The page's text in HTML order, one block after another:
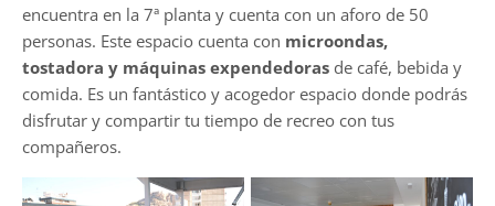
encuentra en la 7ª planta y cuenta con un aforo de 50
personas. Este espacio cuenta con microondas,
tostadora y máquinas expendedoras de café, bebida y
comida. Es un fantástico y acogedor espacio donde podrás
disfrutar y compartir tu tiempo de recreo con tus
compañeros.